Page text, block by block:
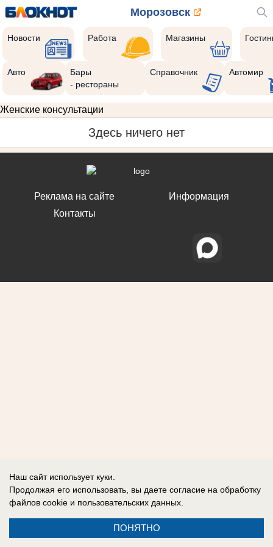
Морозовск
Новости Работа Магазины
Авто
Бары
- рестораны
Справочник Автомир
Женские консультации
Здесь ничего нет
Реклама на сайте
Контакты
Информация
Наш сайт использует куки.
Продолжая его использовать, вы даете согласие на обработку
файлов cookie и пользовательских данных.
ПОНЯТНО